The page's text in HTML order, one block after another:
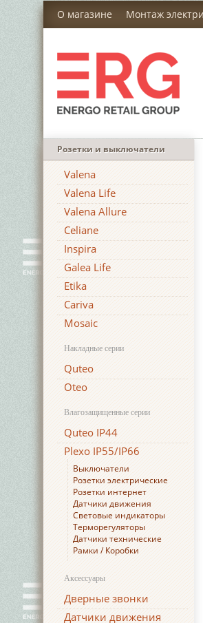
О магазине Монтаж
Розетки и выключатели
Valena
Valena Life
Valena Allure
Celiane
Inspira
Galea Life
Etika
Cariva
Mosaic
Накладные серии
Quteo
Oteo
Влагозащищенные серии
Quteo IP44
Plexo IP55/IP66
Выключатели
Розетки электрические
Розетки интернет
Датчики движения
Световые индикаторы
Терморегуляторы
Датчики технические
Рамки / Коробки
Аксессуары
Дверные звонки
Датчики движения